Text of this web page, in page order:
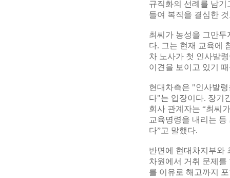
규직화의 선례를 남
들여 복직을 결심한
최씨가 농성을 그만
다. 그는 현재 교육에
차 노사가 첫 인사발
이견을 보이고 있기
현대차측은 "인사발
다"는 입장이다. 장기
회사 관계자는 “최씨
교육명령을 내리는
다”고 말했다.
반면에 현대차지부와
차원에서 거취 문제
를 이유로 해고까지